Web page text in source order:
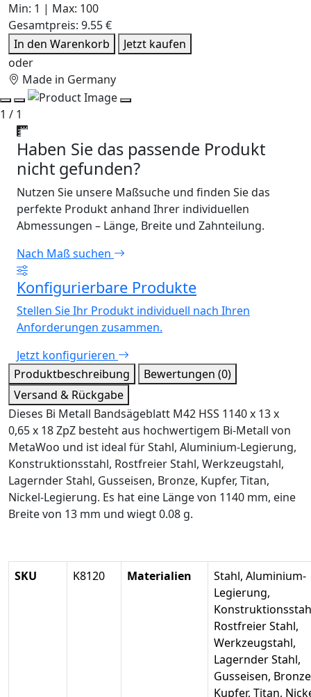
Min: 1 | Max: 100
Gesamtpreis: 9.55 €
In den Warenkorb
Jetzt kaufen
oder
Made in Germany
1 / 1
Haben Sie das passende Produkt
nicht gefunden?
Nutzen Sie unsere Maßsuche und finden Sie das
perfekte Produkt anhand Ihrer individuellen
Abmessungen – Länge, Breite und Zahnteilung.
Nach Maß suchen
Konfigurierbare Produkte
Stellen Sie Ihr Produkt individuell nach Ihren
Anforderungen zusammen.
Jetzt konfigurieren
Produktbeschreibung
Bewertungen (0)
Versand & Rückgabe
Dieses Bi Metall Bandsägeblatt M42 HSS 1140 x 13 x
0,65 x 18 ZpZ besteht aus hochwertigem Bi-Metall von
MetaWoo und ist ideal für Stahl, Aluminium-Legierung,
Konstruktionsstahl, Rostfreier Stahl, Werkzeugstahl,
Lagernder Stahl, Gusseisen, Bronze, Kupfer, Titan,
Nickel-Legierung. Es hat eine Länge von 1140 mm, eine
Breite von 13 mm und wiegt 0.08 g.
SKU K8120 Materialien
Stahl, Aluminium-
Legierung,
Rostfreier Stahl,
Werkzeugstahl,
Lagernder Stahl,
Gusseisen,
Kupfer, Titan,